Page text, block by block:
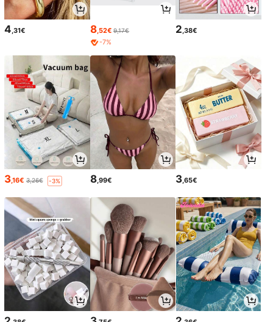
4,31€ 8,52€ 9,17€
-7%
2,38€
3,16€ 3,26€ -3% 8,99€ 3,65€